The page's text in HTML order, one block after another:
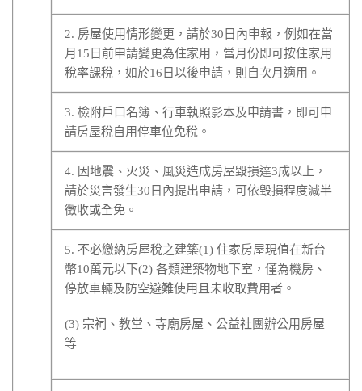
2. 房屋使用情形變更，請於30日內申報，例如在當
月15日前申請變更為住家用，當月份即可按住家用
稅率課稅，如於16日以後申請，則自次月適用。
3. 檢附戶口名簿、行車執照影本及申請書，即可申
請房屋稅自用停車位免稅。
4. 因地震、火災、風災造成房屋毀損達3成以上，
請於災害發生30日內提出申請，可依毀損程度減半
徵收或全免。
5. 不必繳納房屋稅之建築(1) 住家房屋現值在新台
幣10萬元以下(2) 各類建築物地下室，僅為機房、
停放車輛及防空避難使用且未收取費用者。
(3) 宗祠、教堂、寺廟房屋、公益社團辦公用房屋
等